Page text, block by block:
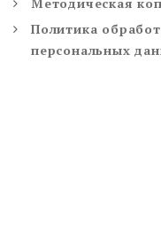
Политика
персональных